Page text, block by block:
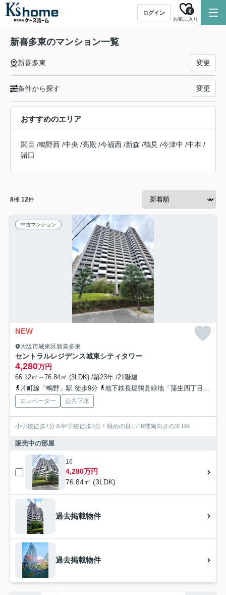
ログイン
お気に入り
0
新喜多東のマンション一覧
新喜多東 変更
条件から探す 変更
おすすめのエリア
関目 /鴫野西 /中央 /高殿 /今福西 /新森 /鶴見 /今津中 /中本 /
諸口
8棟 12件
中古マンション
NEW
大阪市城東区新喜多東
セントラルレジデンス城東シティタワー
4,280万円
66.12㎡～76.84㎡ (3LDK) /築23年 /21階建
片町線「鴫野」駅 徒歩9分
地下鉄長堀鶴見緑地「蒲生四丁目」駅 徒歩16分
エレベーター 公共下水
小学校徒歩7分＆中学校徒歩8分！眺めの良い16階南向きの3LDK
販売中の部屋
16
4,280万円
76.84㎡ (3LDK)
過去掲載物件
過去掲載物件